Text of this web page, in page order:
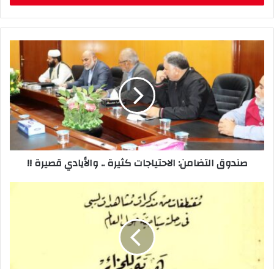
ب
ر
ل
إ
ل
ك
ت
ر
صندوق التضامن: الاحتياجات كثيرة .. والأيادي قصيرة !!